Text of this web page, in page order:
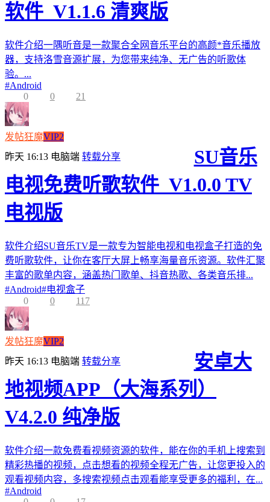
软件_V1.1.6 清爽版
软件介绍一隅听音是一款聚合全网音乐平台的高颜*音乐播放
器，支持洛雪音源扩展，为您带来纯净、无广告的听歌体
验。...
#Android
0
0 21
发帖狂魔VIP2
昨天 16:13 电脑端 转载分享
SU音乐
电视免费听歌软件_V1.0.0 TV
电视版
软件介绍SU音乐TV是一款专为智能电视和电视盒子打造的免
费听歌软件，让你在客厅大屏上畅享海量音乐资源。软件汇聚
丰富的歌单内容，涵盖热门歌单、抖音热歌、各类音乐排...
#Android#电视盒子
0
0 117
发帖狂魔VIP2
昨天 16:13 电脑端 转载分享
安卓大
地视频APP（大海系列）
V4.2.0 纯净版
软件介绍一款免费看视频资源的软件，能在你的手机上搜索到
精彩热播的视频，点击想看的视频全程无广告，让您更投入的
观看视频内容，多搜索视频点击观看能享受更多的福利，在...
#Android